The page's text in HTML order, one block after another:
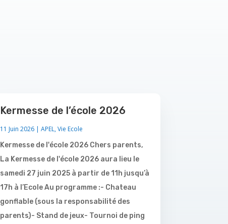
Kermesse de l’école 2026
11 Juin 2026| APEL,Vie Ecole
Kermesse de l'école 2026 Chers parents,
La Kermesse de l'école 2026 aura lieu le
samedi 27 juin 2025 à partir de 11h jusqu’à
17h à l’Ecole Au programme :- Chateau
gonflable (sous la responsabilité des
parents)- Stand de jeux- Tournoi de ping